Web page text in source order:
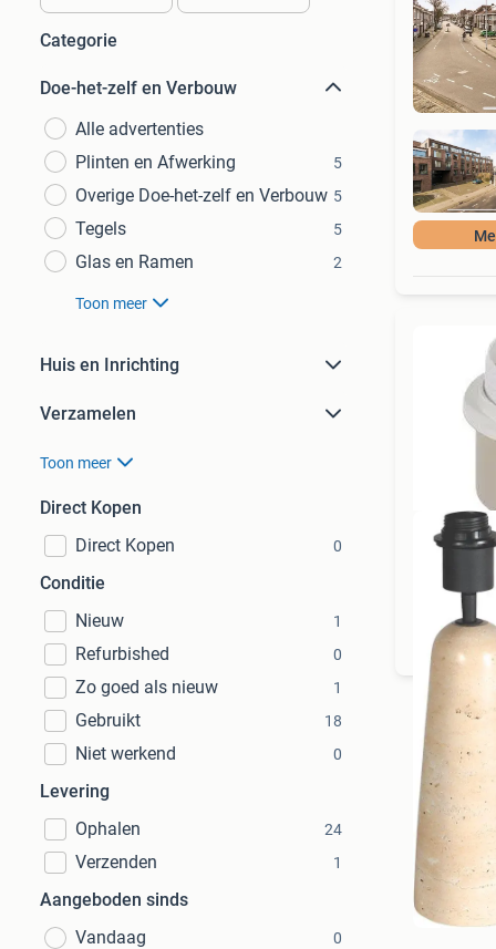
Categorie
Doe-het-zelf en Verbouw
Alle advertenties
Plinten en Afwerking
5
Overige Doe-het-zelf en Verbouw 5
Tegels 5
Glas en Ramen 2
Toon meer
Huis en Inrichting
Verzamelen
Toon meer
Direct Kopen
Direct Kopen
0
Conditie
Nieuw
1
Refurbished 0
Zo goed als nieuw 1
Gebruikt 18
Niet werkend 0
Levering
Ophalen
24
Verzenden 1
Aangeboden sinds
Vandaag
0